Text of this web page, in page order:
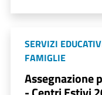
SERVIZI
FAMIGLIE
Assegnazione